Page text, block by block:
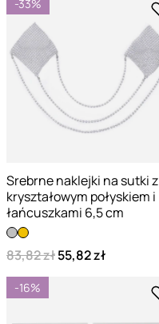
-33%
Srebrne naklejki na sutki z
kryształowym połyskiem i
łańcuszkami 6,5 cm
83,82 zł55,82 zł
-16%